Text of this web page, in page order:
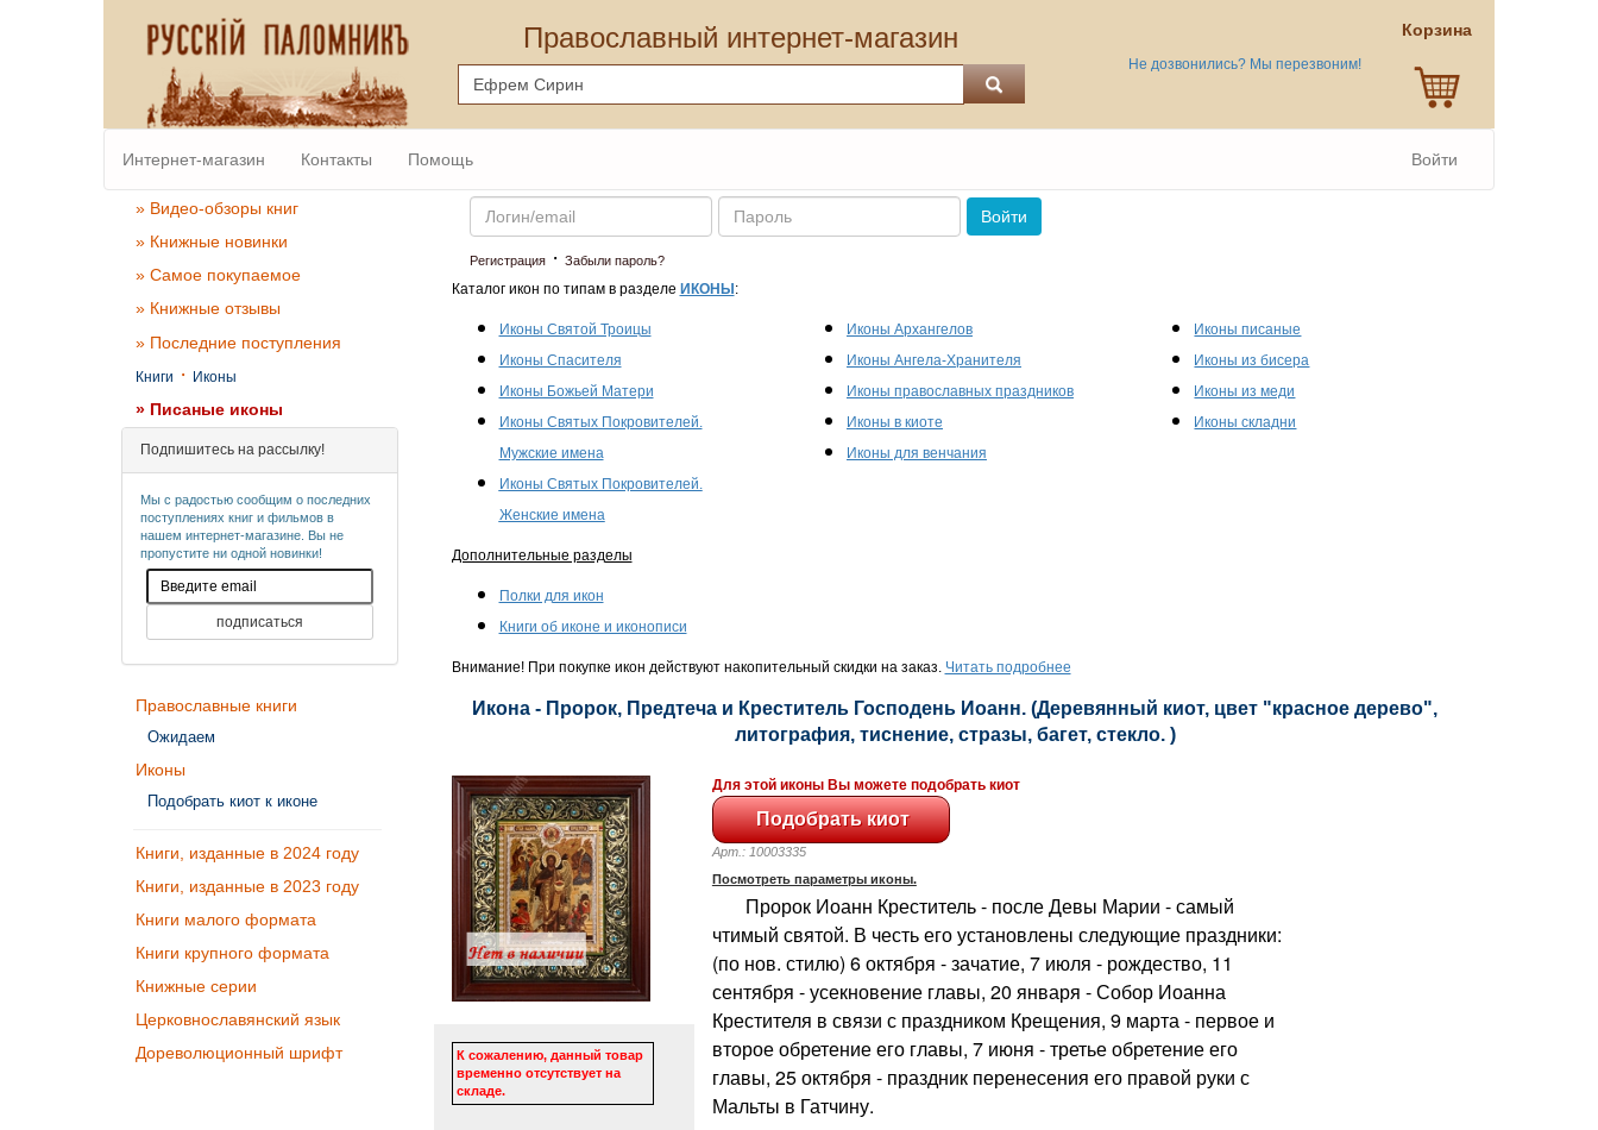
Православный интернет-магазин
Не дозвонились? Мы перезвоним!
Корзина
Интернет-магазин Контакты Помощь Войти
» Видео-обзоры книг
» Книжные новинки
» Самое покупаемое
» Книжные отзывы
» Последние поступления
Книги · Иконы
» Писаные иконы
Подпишитесь на рассылку!
Мы с радостью сообщим о последних
поступлениях книг и фильмов в
нашем интернет-магазине. Вы не
пропустите ни одной новинки!
Православные книги
Ожидаем
Иконы
Подобрать киот к иконе
Книги, изданные в 2024 году
Книги, изданные в 2023 году
Книги малого формата
Книги крупного формата
Книжные серии
Церковнославянский язык
Дореволюционный шрифт
Email Пароль
Войти
Регистрация· Забыли пароль?
Каталог икон по типам в разделе ИКОНЫ :
Иконы Святой Троицы
Иконы Спасителя
Иконы Божьей Матери
Иконы Святых Покровителей.
Мужские имена
Иконы Святых Покровителей.
Женские имена
Иконы Архангелов
Иконы Ангела-Хранителя
Иконы православных праздников
Иконы в киоте
Иконы для венчания
Иконы писаные
Иконы из бисера
Иконы из меди
Иконы складни
Дополнительные разделы
Полки для икон
Книги об иконе и иконописи
Внимание! При покупке икон действуют накопительный скидки на заказ. Читать подробнее
Икона - Пророк, Предтеча и Креститель Господень Иоанн. (Деревянный киот, цвет "красное дерево",
литография, тиснение, стразы, багет, стекло. )
К сожалению, данный товар
временно отсутствует на
складе.
Для этой иконы Вы можете подобрать киот
Арт.: 10003335
Посмотреть параметры иконы.
Пророк Иоанн Креститель - после Девы Марии - самый
чтимый святой. В честь его установлены следующие праздники:
(по нов. стилю) 6 октября - зачатие, 7 июля - рождество, 11
сентября - усекновение главы, 20 января - Собор Иоанна
Крестителя в связи с праздником Крещения, 9 марта - первое и
второе обретение его главы, 7 июня - третье обретение его
главы, 25 октября - праздник перенесения его правой руки с
Мальты в Гатчину.